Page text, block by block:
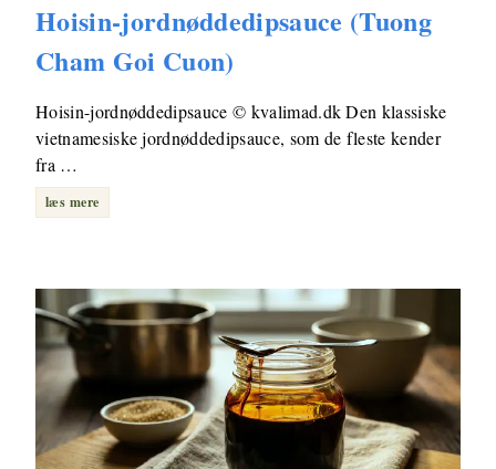
Hoisin-jordnøddedipsauce (Tuong
Cham Goi Cuon)
Hoisin-jordnøddedipsauce © kvalimad.dk Den klassiske
vietnamesiske jordnøddedipsauce, som de fleste kender
fra …
læs mere